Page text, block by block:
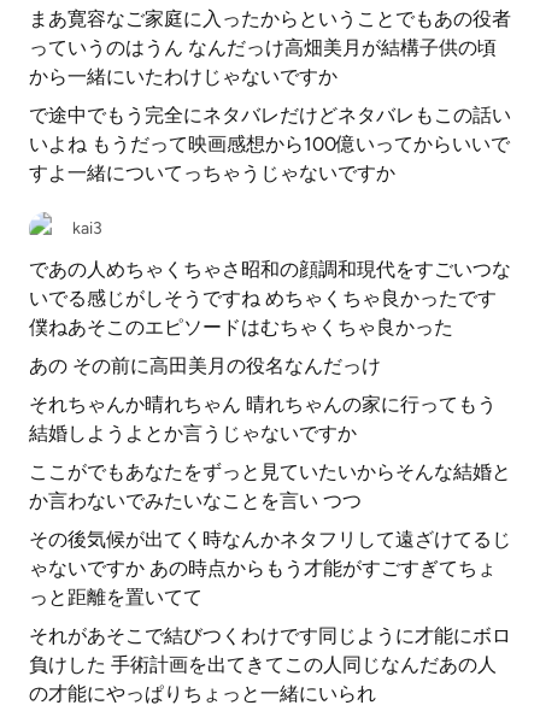
まあ寛容なご家庭に入ったからということでもあの役者
っていうのはうん なんだっけ高畑美月が結構子供の頃
から一緒にいたわけじゃないですか
で途中でもう完全にネタバレだけどネタバレもこの話い
いよね もうだって映画感想から100億いってからいいで
すよ一緒についてっちゃうじゃないですか
kai3
であの人めちゃくちゃさ昭和の顔調和現代をすごいつな
いでる感じがしそうですね めちゃくちゃ良かったです
僕ねあそこのエピソードはむちゃくちゃ良かった
あの その前に高田美月の役名なんだっけ
それちゃんか晴れちゃん 晴れちゃんの家に行ってもう
結婚しようよとか言うじゃないですか
ここがでもあなたをずっと見ていたいからそんな結婚と
か言わないでみたいなことを言い つつ
その後気候が出てく時なんかネタフリして遠ざけてるじ
ゃないですか あの時点からもう才能がすごすぎてちょ
っと距離を置いてて
それがあそこで結びつくわけです同じように才能にボロ
負けした 手術計画を出てきてこの人同じなんだあの人
の才能にやっぱりちょっと一緒にいられ